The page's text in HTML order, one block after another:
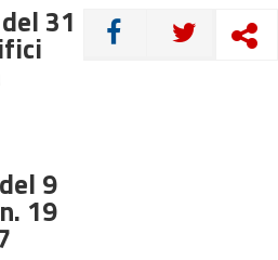
CONDIVIDI
31
9
19